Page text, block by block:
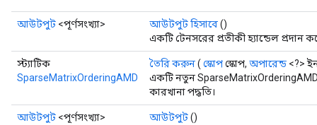
আউটপুট <পূর্ণসংখ্যা> আউটপুট হিসাবে()
একটি টেনসরের প্রতীকী হ্যান্ডেল প্রদান
স্ট্যাটিক
SparseMatrixOrderingAMD
তৈরি করুন( স্কোপস্কোপ, অপারেন্ড <?>
একটি নতুন
কারখানা পদ্ধতি।
আউটপুট <পূর্ণসংখ্যা> আউটপুট()